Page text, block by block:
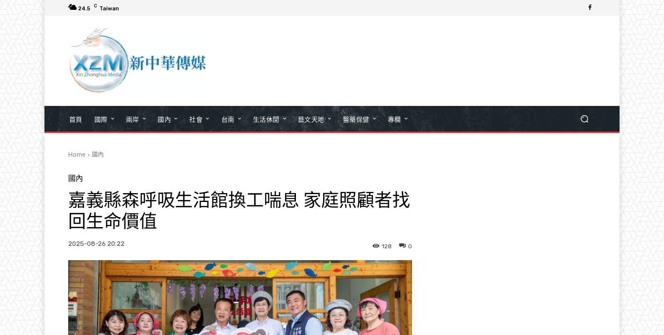
24.5 C Taiwan
首頁 國際 兩岸 國內 社會 台南 生活休閒 藝文天地 醫藥保健 專欄
Home 國內
國內
嘉義縣森呼吸生活館換工喘息 家庭照顧者找
回生命價值
2025-08-26 20:22 0
128